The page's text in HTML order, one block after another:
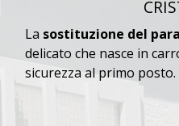
La sostituzione del
delicato che nasce in
sicurezza al primo posto.